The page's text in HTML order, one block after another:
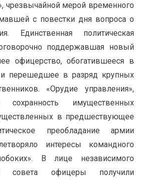
чрезвычайной мерой временного
с повестки дня вопроса о
Единственная политическая
поддержавшая новый
офицерство, обогатившееся в
перешедшее в разряд крупных
«Орудие управления»,
сохранность имущественных
в предшествующее
преобладание армии
интересы командного
В лице независимого
совета офицеры получили